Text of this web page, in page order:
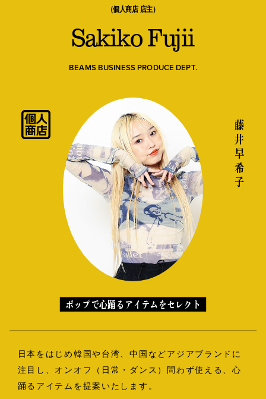
（個人商店 店主）
Sakiko Fujii
BEAMS BUSINESS PRODUCE DEPT.
ポップで心踊るアイテムをセレクト
日本をはじめ韓国や台湾、中国などアジアブランドに
注目し、オンオフ（日常・ダンス）問わず使える、心
踊るアイテムを提案いたします。
藤井 早希子
私の偏愛話、聞いていってくれませんか？
B印的太鼓判マップ